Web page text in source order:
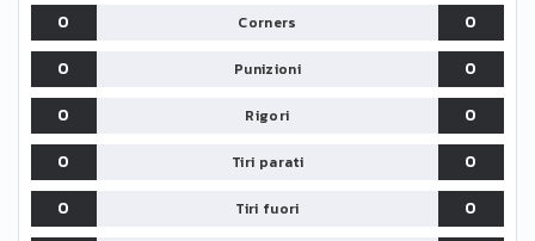
0
Corners
0
0
Punizioni
0
0
Rigori
0
0
Tiri parati
0
0
Tiri fuori
0